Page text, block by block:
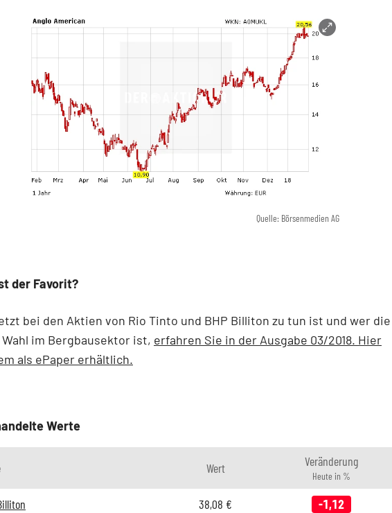
Quelle: Börsenmedien AG
der Favorit?
bei den Aktien von Rio Tinto und BHP Billiton zu tun ist und wer die
im Bergbausektor ist, erfahren Sie in der Ausgabe 03/2018. Hier
als ePaper erhältlich.
Werte
Wert Veränderung
Heute in %
38,08 € -1,12